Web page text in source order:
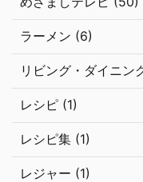
ラーメン (6)
リビング・ダイニン
レシピ (1)
レシピ集 (1)
レジャー (1)